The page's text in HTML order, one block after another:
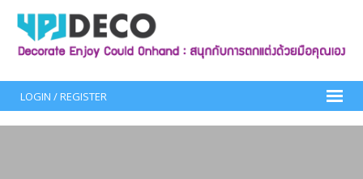
content
LOGIN / REGISTER